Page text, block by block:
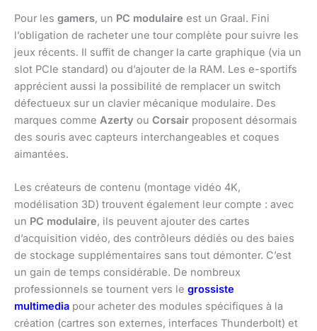
Pour les gamers, un PC modulaire est un Graal. Fini
l’obligation de racheter une tour complète pour suivre les
jeux récents. Il suffit de changer la carte graphique (via un
slot PCIe standard) ou d’ajouter de la RAM. Les e-sportifs
apprécient aussi la possibilité de remplacer un switch
défectueux sur un clavier mécanique modulaire. Des
marques comme Azerty ou Corsair proposent désormais
des souris avec capteurs interchangeables et coques
aimantées.
Les créateurs de contenu (montage vidéo 4K,
modélisation 3D) trouvent également leur compte : avec
un PC modulaire, ils peuvent ajouter des cartes
d’acquisition vidéo, des contrôleurs dédiés ou des baies
de stockage supplémentaires sans tout démonter. C’est
un gain de temps considérable. De nombreux
professionnels se tournent vers le grossiste
multimedia pour acheter des modules spécifiques à la
création (cartres son externes, interfaces Thunderbolt) et